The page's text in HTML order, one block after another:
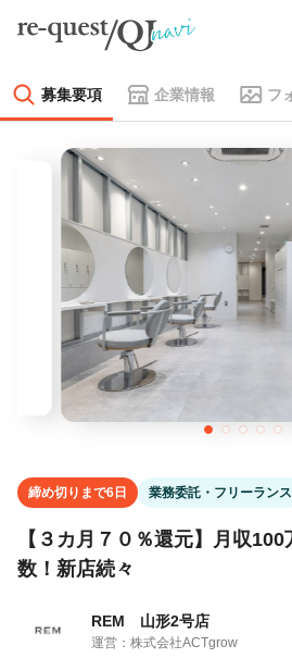
募集要項 企業情報 フ
締め切りまで6日 業務委託・フリーランス
【３カ月７０％還元】月収
数！新店続々
REM 山形2号店
運営：株式会社ACTgrow